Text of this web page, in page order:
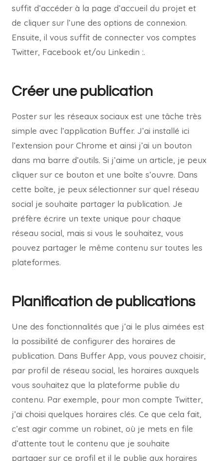
suffit d’accéder à la page d’accueil du projet et
de cliquer sur l’une des options de connexion.
Ensuite, il vous suffit de connecter vos comptes
Twitter, Facebook et/ou Linkedin :.
Créer une publication
Poster sur les réseaux sociaux est une tâche très
simple avec l’application Buffer. J’ai installé ici
l’extension pour Chrome et ainsi j’ai un bouton
dans ma barre d’outils. Si j’aime un article, je peux
cliquer sur ce bouton et une boîte s’ouvre. Dans
cette boîte, je peux sélectionner sur quel réseau
social je souhaite partager la publication. Je
préfère écrire un texte unique pour chaque
réseau social, mais si vous le souhaitez, vous
pouvez partager le même contenu sur toutes les
plateformes.
Planification de publications
Une des fonctionnalités que j’ai le plus aimées est
la possibilité de configurer des horaires de
publication. Dans Buffer App, vous pouvez choisir,
par profil de réseau social, les horaires auxquels
vous souhaitez que la plateforme publie du
contenu. Par exemple, pour mon compte Twitter,
j’ai choisi quelques horaires clés. Ce que cela fait,
c’est agir comme un robinet, où je mets en file
d’attente tout le contenu que je souhaite
partager sur ce profil et il le publie aux horaires